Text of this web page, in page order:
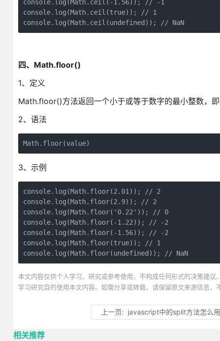
console.log(Math.ceil(-1.56)); // -1
console.log(Math.ceil(true)); // 1
console.log(Math.ceil(undefined)); // NaN
四、Math.floor()
1、定义
Math.floor()方法返回一个小于或等于数字的最小整数，即
2、语法
Math.floor(value)
3、示例
console.log(Math.floor(2.01)); // 2
console.log(Math.floor(2.9)); // 2
console.log(Math.floor('0.22')); // 0
console.log(Math.floor(-1.22)); // -2
console.log(Math.floor(-1.56)); // -2
console.log(Math.floor(true)); // 1
console.log(Math.floor(undefined)); // NaN
本文内容仅供个人学习、研究或参考使用，不构成任何形式的决策建
学习研究目的使用本文内容。如需分享或转载，请保留原文来源信息，
上一页: javascript中的split方法怎么用
相关推荐